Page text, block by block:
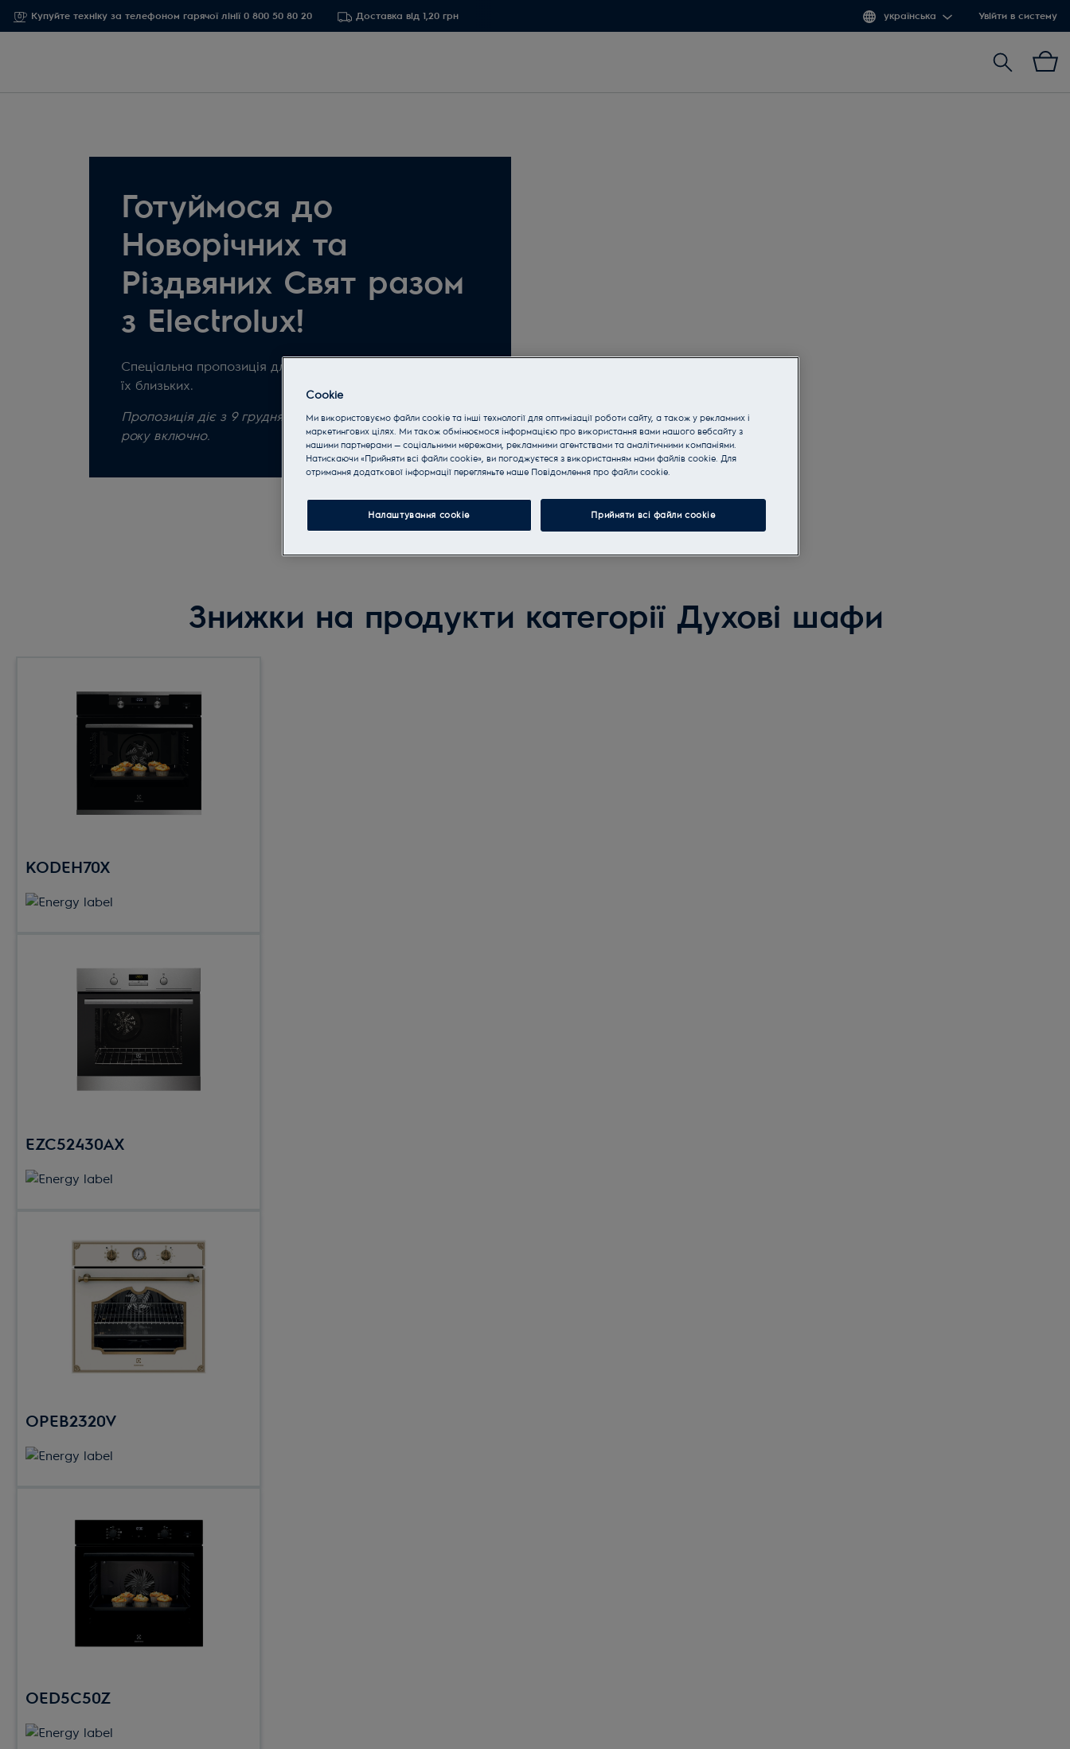
Купуйте техніку за телефоном гарячої лінії 0 800 50 80 20 Доставка від 1,20 грн українська Увійти в систему
Пошук
Готуймося до
Новорічних та
Різдвяних Свят разом
з Electrolux!
Спеціальна пропозиція для співробітників Electrolux та
їх близьких.
Пропозиція діє з 9 грудня 2021 року по 31 січня 2022
року включно.
Знижки на продукти категорії Духові шафи
KODEH70X
EZC52430AX
OPEB2320V
OED5C50Z
Cookie
Ми використовуємо файли cookie та інші технології для оптимізації роботи сайту, а також у рекламних і
маркетингових цілях. Ми також обмінюємося інформацією про використання вами нашого вебсайту з
нашими партнерами — соціальними мережами, рекламними агентствами та аналітичними компаніями.
Натискаючи «Прийняти всі файли cookie», ви погоджуєтеся з використанням нами файлів cookie. Для
отримання додаткової інформації перегляньте наше Пoвідомлення прo файли cookie.
Налаштування cookie Прийняти всі файли сookie